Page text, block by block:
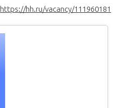
https://hh.ru/vacancy/111960181